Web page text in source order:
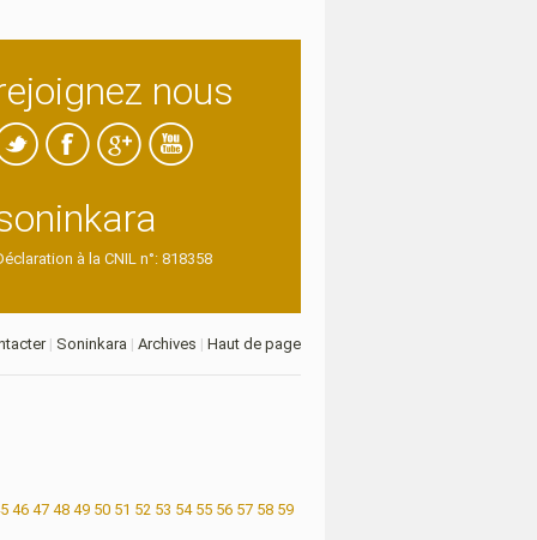
nous
à la CNIL n°: 818358
| Soninkara | Archives | Haut de page
46 47 48 49 50 51 52 53 54 55 56 57 58 59